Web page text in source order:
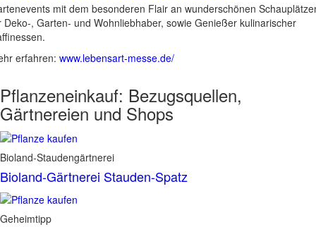
mit dem besonderen Flair an wunderschönen
Deko-, Garten- und Wohnliebhaber, sowie Genießer kulinarischer
erfahren: www.lebensart-messe.de/
Pflanzeneinkauf: Bezugsquellen,
Gärtnereien und Shops
Bioland-Staudengärtnerei
Bioland-Gärtnerei Stauden-Spatz
Geheimtipp